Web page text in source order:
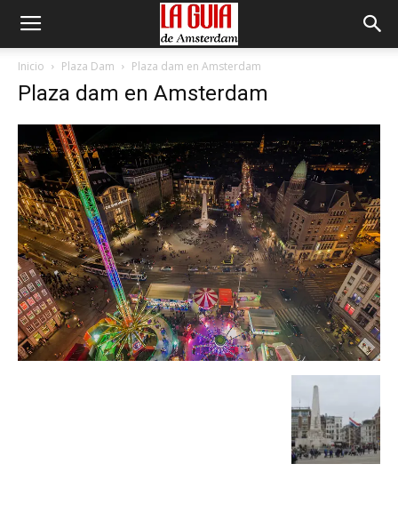
Inicio Plaza Dam Plaza dam en Amsterdam
Plaza dam en Amsterdam